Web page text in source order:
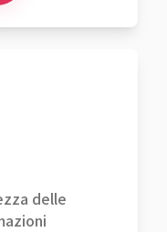
delle